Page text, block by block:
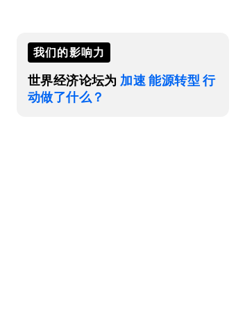
我们的影响力
世界经济论坛为 加速 能源转型 行
动做了什么？